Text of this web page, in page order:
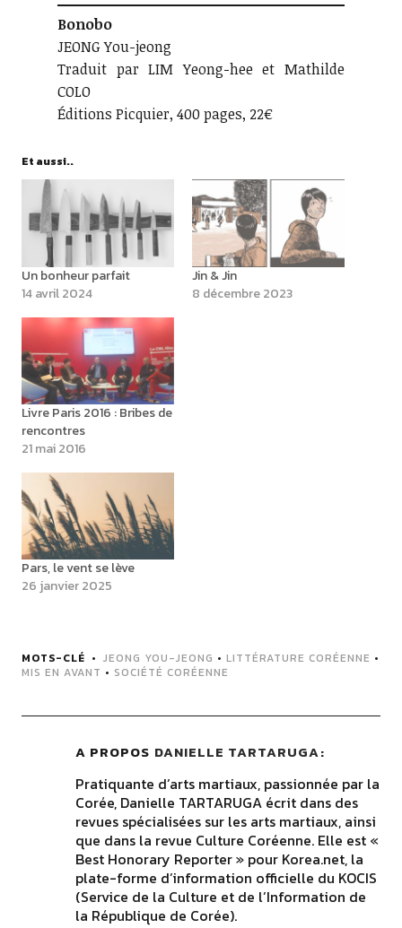
Bonobo
JEONG You-jeong
Traduit par LIM Yeong-hee et Mathilde
COLO
Éditions Picquier, 400 pages, 22€
Et aussi..
Un bonheur parfait
14 avril 2024
Jin & Jin
8 décembre 2023
Livre Paris 2016 : Bribes de
rencontres
21 mai 2016
Pars, le vent se lève
26 janvier 2025
MOTS-CLÉ JEONG YOU-JEONG • LITTÉRATURE CORÉENNE •
MIS EN AVANT • SOCIÉTÉ CORÉENNE
A PROPOS DANIELLE TARTARUGA
Pratiquante d’arts martiaux, passionnée par la
Corée, Danielle TARTARUGA écrit dans des
revues spécialisées sur les arts martiaux, ainsi
que dans la revue Culture Coréenne. Elle est «
Best Honorary Reporter » pour Korea.net, la
plate-forme d’information officielle du KOCIS
(Service de la Culture et de l’Information de
la République de Corée).